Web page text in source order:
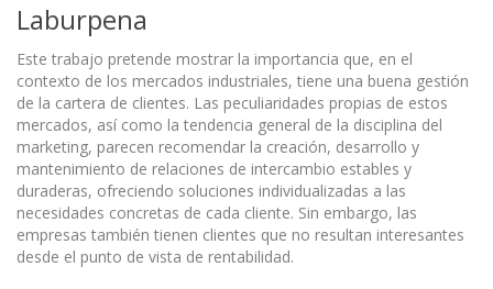
Laburpena
Este trabajo pretende mostrar la importancia que, en el
contexto de los mercados industriales, tiene una buena gestión
de la cartera de clientes. Las peculiaridades propias de estos
mercados, así como la tendencia general de la disciplina del
marketing, parecen recomendar la creación, desarrollo y
mantenimiento de relaciones de intercambio estables y
duraderas, ofreciendo soluciones individualizadas a las
necesidades concretas de cada cliente. Sin embargo, las
empresas también tienen clientes que no resultan interesantes
desde el punto de vista de rentabilidad.